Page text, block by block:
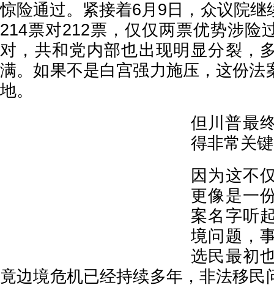
惊险通过。紧接着6月9日，众议院继
214票对212票，仅仅两票优势涉险
对，共和党内部也出现明显分裂，
满。如果不是白宫强力施压，这份法
地。
但川普最
得非常关
因为这不
更像是一
案名字听
境问题，
选民最初
竟边境危机已经持续多年，非法移民